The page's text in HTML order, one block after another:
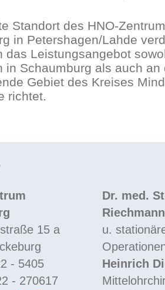
Standort des HNO-
in Petershagen/Lahde
das Leistungsangebot
in Schaumburg als auch an
Gebiet des Kreises
richtet.
15 a
- 5405
- 270617
Dr. med.
Riechmann
u.
Heinrich